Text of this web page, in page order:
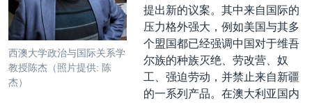
西澳大学政治与国际关系学
教授陈杰（照片提供: 陈
杰）
提出新的议案。其中来自国际的
压力格外强大，例如美国与其多
个盟国都已经强调中国对于维吾
尔族的种族灭绝、劳改营、奴
工、强迫劳动，并禁止来自新疆
的一系列产品。在澳大利亚国内